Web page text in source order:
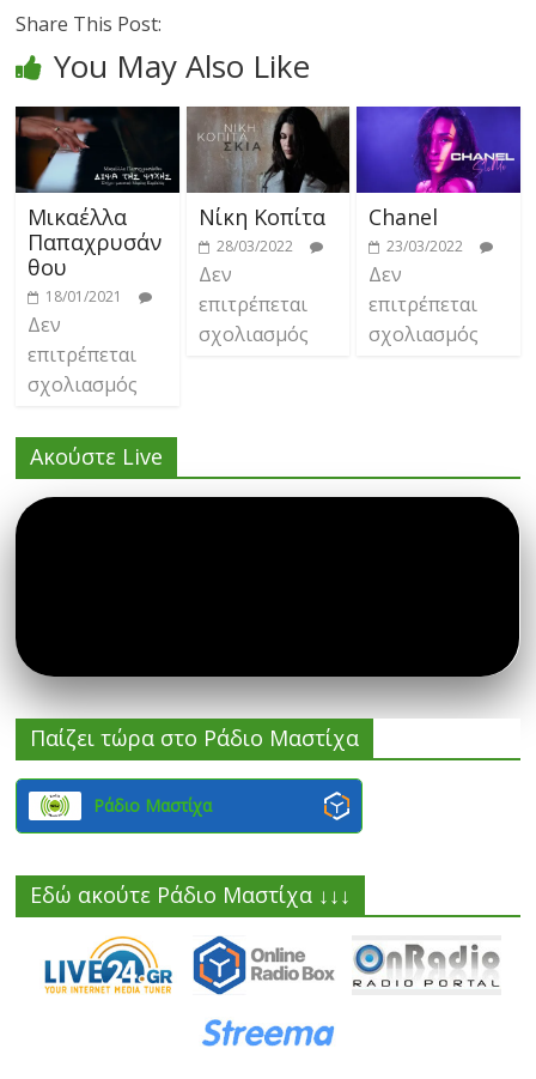
Share This Post:
You May Also Like
Μικαέλλα
Παπαχρυσάν
θου
18/01/2021
Δεν
επιτρέπεται
σχολιασμός
Νίκη Κοπίτα
28/03/2022
Δεν
επιτρέπεται
σχολιασμός
Chanel
23/03/2022
Δεν
επιτρέπεται
σχολιασμός
Ακούστε Live
Παίζει τώρα στο Ράδιο Μαστίχα
Ράδιο Μαστίχα
Εδώ ακούτε Ράδιο Μαστίχα ↓↓↓